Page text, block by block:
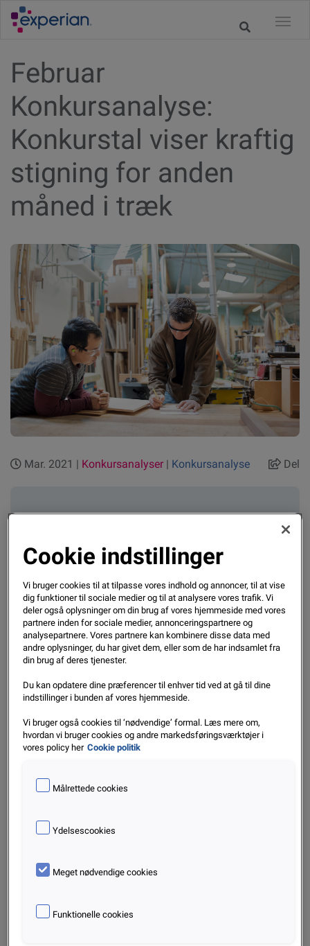
Februar
Konkursanalyse:
Konkurstal viser kraftig
stigning for anden
måned i træk
Mar. 2021 | Konkursanalyser | Konkursanalyse Del
Tal fra Experian for februar viser for anden
konkurser – især hovedstadsområdet er
hos Experian, er tallene umiddelbar dyster
læsning, men der både positive elementer og
forklaringer bag dele af stigningen.
154 procent flere konkurser i februar 2021 sammenlignet
fra data- og analysevirksomheden Experian. Dermed følger
årets anden måned op på en markant stigning i januar.
I alt gik 1196 virksomheder konkurs i februar i år, mens
De nye tal viser, at nedlukningerne begynder at sætte
typer virksomheder. Det er dog værd at bemærke, at
og blandt holdingselskaber. Men selv renset for det, er
konkurserne blandt helt almindelige virksomheder
Cookie indstillinger
Vi bruger cookies til at tilpasse vores indhold og annoncer, til at vise
dig funktioner til sociale medier og til at analysere vores trafik. Vi
deler også oplysninger om din brug af vores hjemmeside med vores
partnere inden for sociale medier, annonceringspartnere og
analysepartnere. Vores partnere kan kombinere disse data med
andre oplysninger, du har givet dem, eller som de har indsamlet fra
din brug af deres tjenester.
Du kan opdatere dine præferencer til enhver tid ved at gå til dine
indstillinger i bunden af vores hjemmeside.
Vi bruger også cookies til ‘nødvendige’ formal. Læs mere om,
hvordan vi bruger cookies og andre markedsføringsværktøjer i
vores policy her Cookie politik
Målrettede cookies
Ydelsescookies
Meget nødvendige cookies
Funktionelle cookies